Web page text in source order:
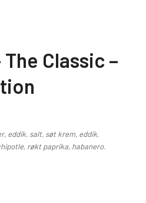
Classic –
eddik, salt, søt krem, eddik,
røkt paprika, habanero.